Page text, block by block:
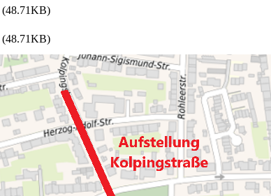
(48.71KB)
(48.71KB)